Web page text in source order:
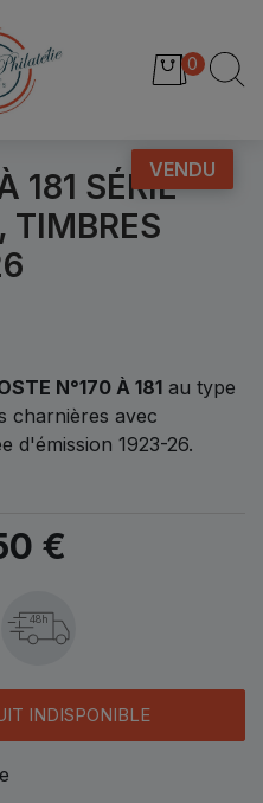
0
VENDU
181 SÉRIE
TIMBRES
N°170 À 181 au type
charnières avec
d'émission 1923-26.
€
48h
INDISPONIBLE